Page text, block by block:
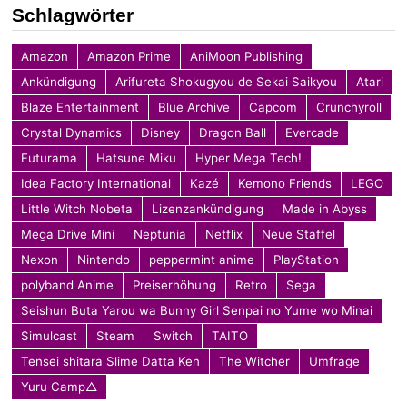
Schlagwörter
Amazon Amazon Prime
AniMoon Publishing
Ankündigung
Arifureta Shokugyou de Sekai Saikyou
Atari
Blaze Entertainment
Blue Archive Capcom
Crunchyroll
Crystal Dynamics
Disney Dragon Ball
Evercade
Futurama
Hatsune Miku
Hyper Mega Tech!
Idea Factory International
Kazé Kemono Friends
LEGO
Little Witch Nobeta
Lizenzankündigung
Made in Abyss
Mega Drive Mini
Neptunia Netflix
Neue Staffel
Nexon
Nintendo peppermint anime
PlayStation
polyband Anime
Preiserhöhung Retro
Sega
Seishun Buta Yarou wa Bunny Girl Senpai no Yume wo Minai
Simulcast
Steam Switch
TAITO
Tensei shitara Slime Datta Ken
The Witcher
Umfrage
Yuru Camp△